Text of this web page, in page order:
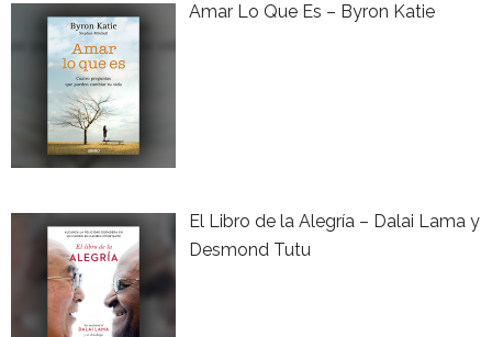
Amar Lo Que Es – Byron Katie
El Libro de la Alegría – Dalai Lama y
Desmond Tutu